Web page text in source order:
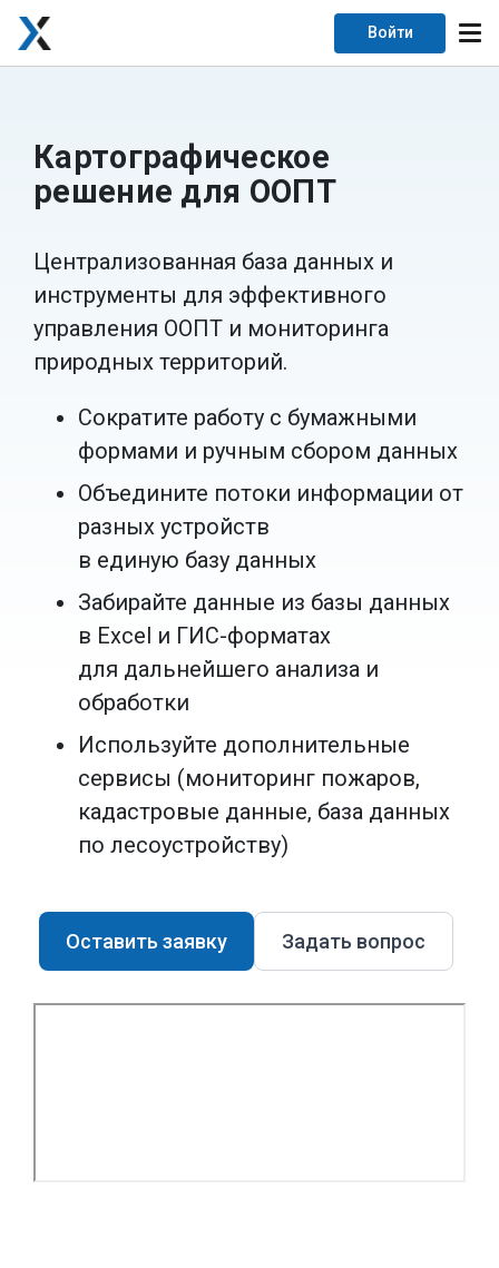
Войти
Картографическое
решение для ООПТ
Централизованная база данных и
инструменты для эффективного
управления ООПТ и мониторинга
природных территорий.
Сократите работу с бумажными
формами и ручным сбором данных
Объедините потоки информации от
разных устройств
в единую базу данных
Забирайте данные из базы данных
в Excel и ГИС-форматах
для дальнейшего анализа и
обработки
Используйте дополнительные
сервисы (мониторинг пожаров,
кадастровые данные, база данных
по лесоустройству)
Оставить заявку Задать вопрос